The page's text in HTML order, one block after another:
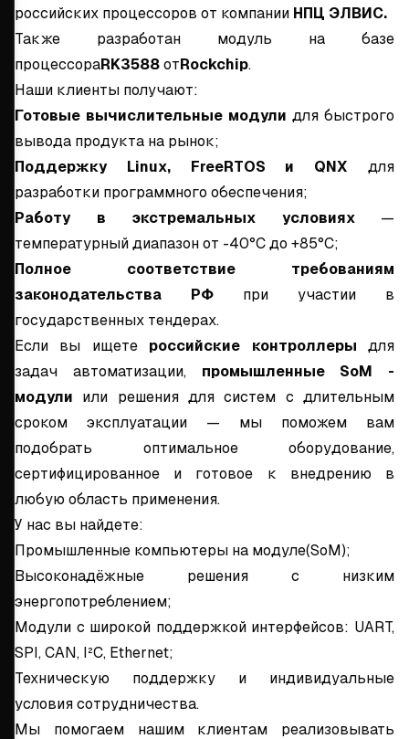
российских процессоров от компании НПЦ ЭЛВИС.
Также разработан модуль на базе
процессораRK3588 отRockchip.
Наши клиенты получают:
Готовые вычислительные модули для быстрого
вывода продукта на рынок;
Поддержку Linux, FreeRTOS и QNX для
разработки программного обеспечения;
Работу в экстремальных условиях —
температурный диапазон от -40°C до +85°C;
Полное соответствие требованиям
законодательства РФ при участии в
государственных тендерах.
Если вы ищете российские контроллерыдля
задач автоматизации, промышленные SoM -
модули или решения для систем с длительным
сроком эксплуатации — мы поможем вам
подобрать оптимальное оборудование,
сертифицированное и готовое к внедрению в
любую область применения.
У нас вы найдете:
Промышленные компьютеры на модуле(SoM);
Высоконадёжные решения с низким
энергопотреблением;
Модули с широкой поддержкой интерфейсов: UART,
SPI, CAN, I²C, Ethernet;
Техническую поддержку и индивидуальные
условия сотрудничества.
Мы помогаем нашим клиентам реализовывать